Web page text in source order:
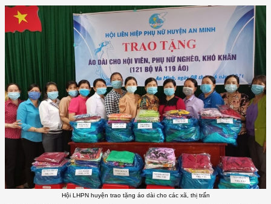
Hội LHPN huyện trao tặng áo dài cho các xã, thị trấn